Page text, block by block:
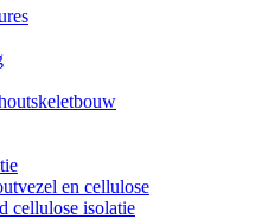
en cellulose
cellulose isolatie